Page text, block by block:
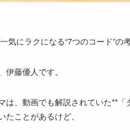
気にラクになる“7つのコード”の
伊藤優人です。
は、動画でも解説されていた**「
たことがあるけど、